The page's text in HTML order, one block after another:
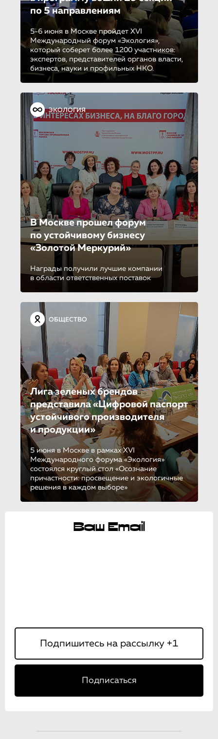
по 5 направле­ни­ям
5-6 июня в Москве пройдет XVI
Международный форум «Экология»,
который соберет более 1200 участников:
экспертов, представителей органов власти,
бизнеса, науки и профильных НКО.
ЭКОЛОГИЯ
В Москве прошел форум
по устойчиво­му бизнесу
«Золотой Меркурий»
Награды получили лучшие компании
в области ответственных поставок
ОБЩЕСТВО
Лига зеленых брендов
представила «Цифровой паспорт
устойчивого производителя
и продукции»
5 июня в Москве в рамках XVI
Международного форума «Экология»
состоялся круглый стол «Осознание
причастности: просвещение и экологичные
решения в каждом выборе»
Ваш Email
Подписаться